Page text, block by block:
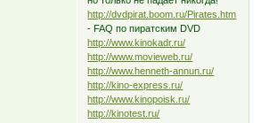
http://dvdpirat.boom.ru/Pirates.htm
- FAQ по пиратским DVD
http://www.kinokadr.ru/
http://www.movieweb.ru/
http://www.henneth-annun.ru/
http://kino-express.ru/
http://www.kinopoisk.ru/
http://kinotest.ru/